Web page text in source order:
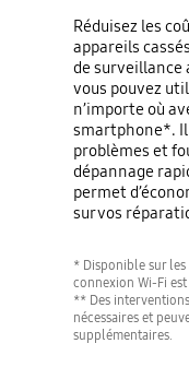
Réduisez les
appareils
de surveillance
vous pouvez
n’importe où
smartphone*.
problèmes et
dépannage
permet
sur vos
* Disponible sur
connexion Wi-Fi est
** Des
nécessaires et
supplémentaires.